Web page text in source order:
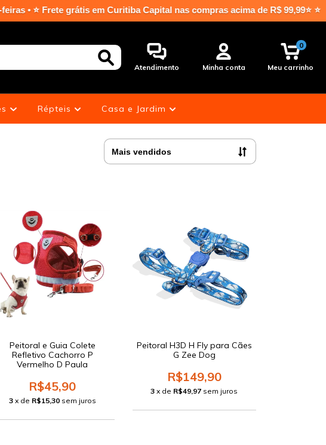
em Curitiba Capital nas compras acima de R$ 99,99⭐ ⭐
Atendimento Minha conta Meu carrinho
0
Répteis Casa e Jardim
Peitoral e Guia Colete
Refletivo Cachorro P
Vermelho D Paula
R$45,90
3 x de R$15,30 sem juros
Peitoral H3D H Fly para Cães
G Zee Dog
R$149,90
3 x de R$49,97 sem juros